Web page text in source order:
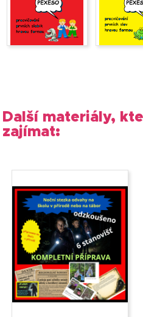
Další materiály,
zajímat: